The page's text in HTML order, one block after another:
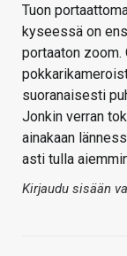
Tuon
kyseessä on
portaaton zoom.
suoranaisesti
Jonkin verran
ainakaan
asti tulla
Kirjaudu sisään